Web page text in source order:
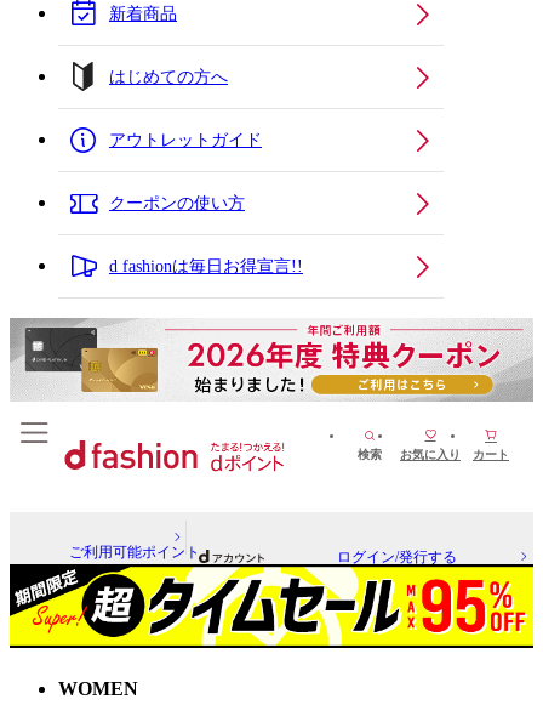
新着商品
はじめての方へ
アウトレットガイド
クーポンの使い方
d fashionは毎日お得宣言!!
検索 お気に入り カート
ご利用可能ポイント ログイン/発行する
WOMEN